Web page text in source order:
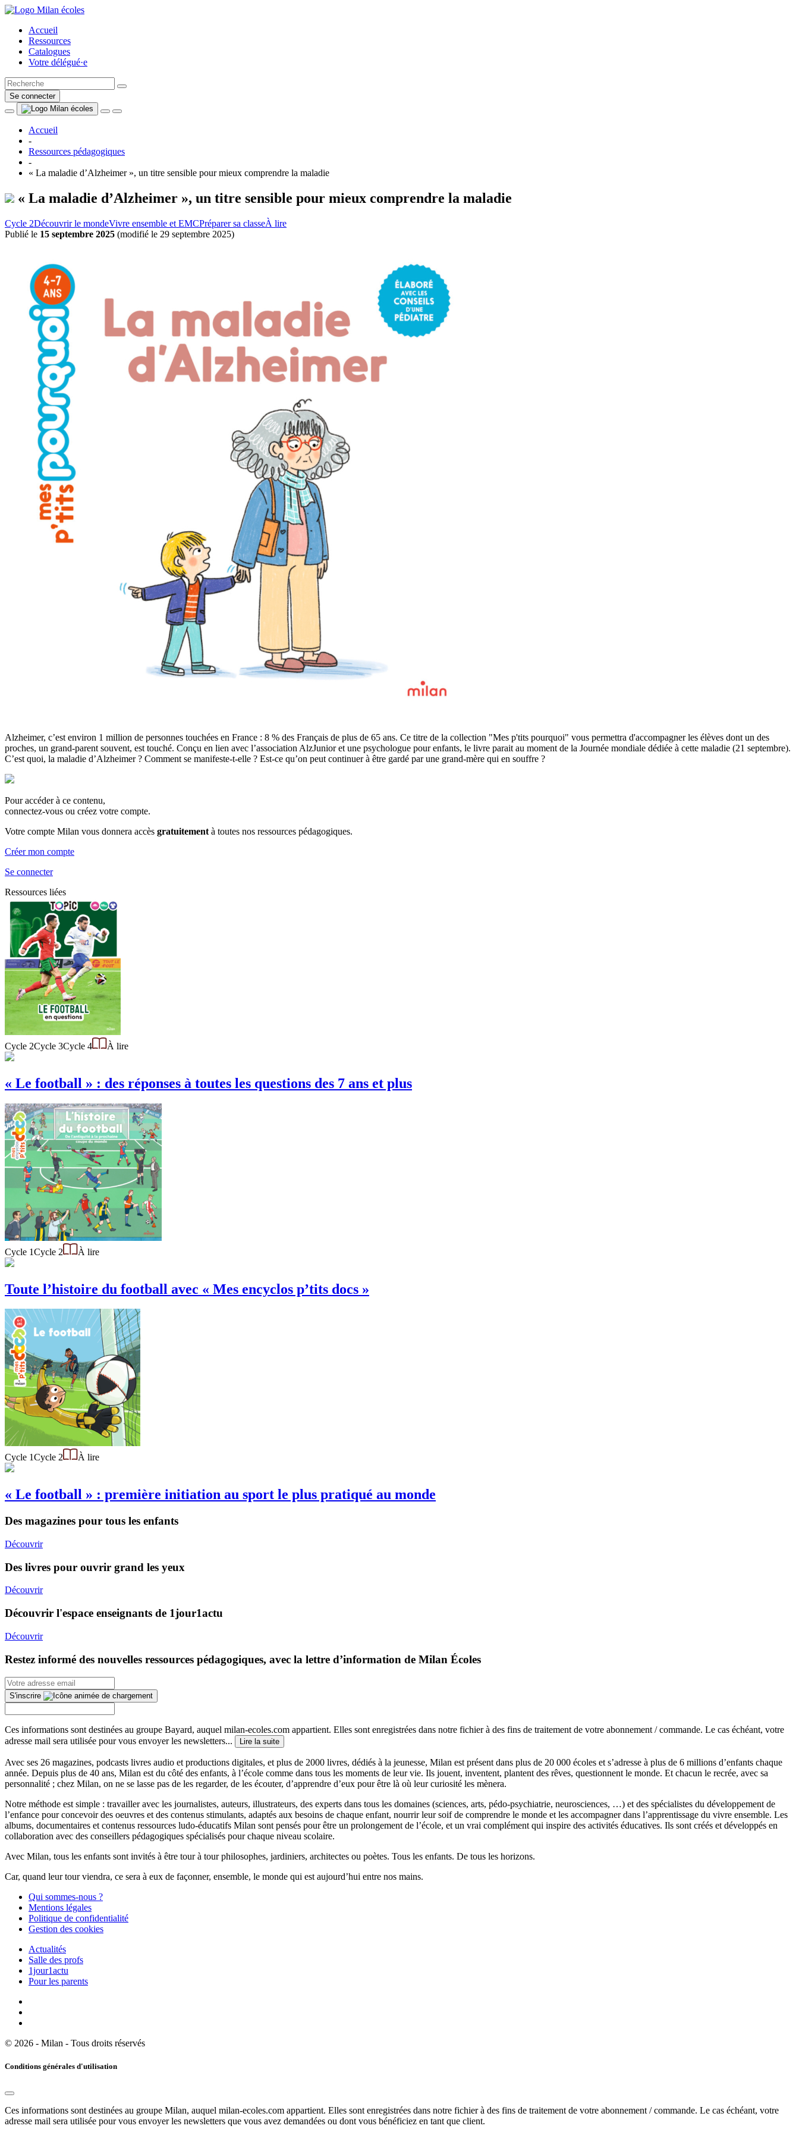
Accueil
Ressources
Catalogues
Votre délégué·e
Se connecter
Accueil
-
Ressources pédagogiques
-
« La maladie d’Alzheimer », un titre sensible pour mieux comprendre la maladie
« La maladie d’Alzheimer », un titre sensible pour mieux comprendre la maladie
Cycle 2Découvrir le mondeVivre ensemble et EMCPréparer sa classeÀ lire
Publié le 15 septembre 2025 (modifié le 29 septembre 2025)
Alzheimer, c’est environ 1 million de personnes touchées en France : 8 % des Français de plus de 65 ans. Ce titre de la collection "Mes p'tits pourquoi" vous permettra d'accompagner les élèves dont un des
proches, un grand-parent souvent, est touché. Conçu en lien avec l’association AlzJunior et une psychologue pour enfants, le livre parait au moment de la Journée mondiale dédiée à cette maladie (21 septembre).
C’est quoi, la maladie d’Alzheimer ? Comment se manifeste-t-elle ? Est-ce qu’on peut continuer à être gardé par une grand-mère qui en souffre ?
Pour accéder à ce contenu,
connectez-vous ou créez votre compte.
Votre compte Milan vous donnera accès gratuitement à toutes nos ressources pédagogiques.
Créer mon compte
Se connecter
Ressources liées
Cycle 2Cycle 3Cycle 4 À lire
« Le football » : des réponses à toutes les questions des 7 ans et plus
Cycle 1Cycle 2 À lire
Toute l’histoire du football avec « Mes encyclos p’tits docs »
Cycle 1Cycle 2 À lire
« Le football » : première initiation au sport le plus pratiqué au monde
Des magazines pour tous les enfants
Découvrir
Des livres pour ouvrir grand les yeux
Découvrir
Découvrir l'espace enseignants de 1jour1actu
Découvrir
Restez informé des nouvelles ressources pédagogiques, avec la lettre d’information de Milan Écoles
S'inscrire
Ces informations sont destinées au groupe Bayard, auquel milan-ecoles.com appartient. Elles sont enregistrées dans notre fichier à des fins de traitement de votre abonnement / commande. Le cas échéant, votre
adresse mail sera utilisée pour vous envoyer les newsletters...
Lire la suite
Avec ses 26 magazines, podcasts livres audio et productions digitales, et plus de 2000 livres, dédiés à la jeunesse, Milan est présent dans plus de 20 000 écoles et s’adresse à plus de 6 millions d’enfants chaque
année. Depuis plus de 40 ans, Milan est du côté des enfants, à l’école comme dans tous les moments de leur vie. Ils jouent, inventent, plantent des rêves, questionnent le monde. Et chacun le recrée, avec sa
personnalité ; chez Milan, on ne se lasse pas de les regarder, de les écouter, d’apprendre d’eux pour être là où leur curiosité les mènera.
Notre méthode est simple : travailler avec les journalistes, auteurs, illustrateurs, des experts dans tous les domaines (sciences, arts, pédo-psychiatrie, neurosciences, …) et des spécialistes du développement de
l’enfance pour concevoir des oeuvres et des contenus stimulants, adaptés aux besoins de chaque enfant, nourrir leur soif de comprendre le monde et les accompagner dans l’apprentissage du vivre ensemble. Les
albums, documentaires et contenus ressources ludo-éducatifs Milan sont pensés pour être un prolongement de l’école, et un vrai complément qui inspire des activités éducatives. Ils sont créés et développés en
collaboration avec des conseillers pédagogiques spécialisés pour chaque niveau scolaire.
Avec Milan, tous les enfants sont invités à être tour à tour philosophes, jardiniers, architectes ou poètes. Tous les enfants. De tous les horizons.
Car, quand leur tour viendra, ce sera à eux de façonner, ensemble, le monde qui est aujourd’hui entre nos mains.
Qui sommes-nous ?
Mentions légales
Politique de confidentialité
Gestion des cookies
Actualités
Salle des profs
1jour1actu
Pour les parents
© 2026 - Milan - Tous droits réservés
Conditions générales d'utilisation
Ces informations sont destinées au groupe Milan, auquel milan-ecoles.com appartient. Elles sont enregistrées dans notre fichier à des fins de traitement de votre abonnement / commande. Le cas échéant, votre
adresse mail sera utilisée pour vous envoyer les newsletters que vous avez demandées ou dont vous bénéficiez en tant que client.